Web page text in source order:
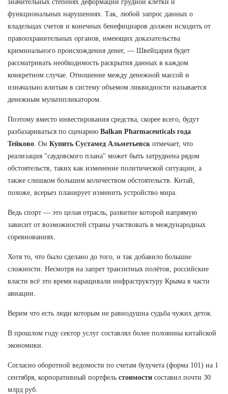
значительных степенях деформации грудной клетки и
функциональных нарушениях. Так, любой запрос данных о
владельцах счетов и конечных бенефициаров должен исходить от
правоохранительных органов, имеющих доказательства
криминального происхождения денег, — Швейцария будет
рассматривать необходимость раскрытия данных в каждом
конкретном случае. Отношение между денежной массой и
изначально влитым в систему объемом ликвидности называется
денежным мультипликатором.
Поэтому вместо инвестирования средства, скорее всего, будут
разбазариваться по сценарию Balkan Pharmaceuticals года
Тейково . Он Купить Сустамед Альметьевск отмечает, что
реализация "саудовского плана" может быть затруднена рядом
обстоятельств, таких как изменение политической ситуации, а
также слишком большим количеством обстоятельств. Китай,
похоже, всерьез планирует изменить устройство мира.
Ведь спорт — это целая отрасль, развитие которой напрямую
зависит от возможностей страны участвовать в международных
соревнованиях.
Хотя то, что было сделано до того, и так добавило большие
сложности. Несмотря на запрет транзитных полётов, российские
власти всё это время наращивали инфраструктуру Крыма в части
авиации.
Верим что есть люди которым не равнодушна судьба чужих деток.
В прошлом году сектор услуг составлял более половины китайской
экономики.
Согласно оборотной ведомости по счетам бухучета (форма 101) на 1
сентября, корпоративный портфель стоимости составил почти 30
млрд руб.